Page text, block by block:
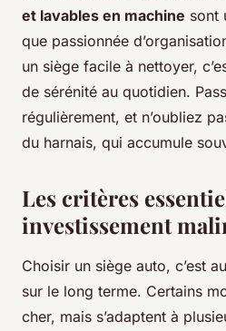
et lavables en machine sont
que passionnée
un siège facile à nettoyer,
de sérénité au quotidien.
régulièrement, et n’oubliez
du harnais, qui accumule
Les critères
investissement
Choisir un siège auto, c’est
sur le long terme. Certains
cher, mais s’adaptent à